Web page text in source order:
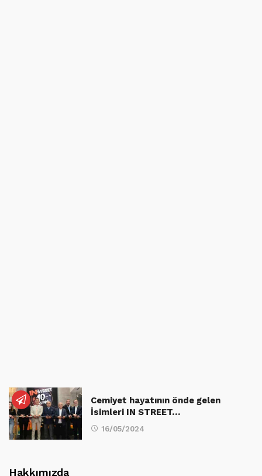
Cemiyet hayatının önde gelen
İsimleri IN STREET…
16/05/2024
Hakkımızda